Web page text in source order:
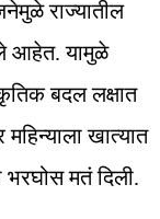
राज्यातील
आहेत. यामुळे
बदल लक्षात
खात्यात
भरघोस मतं दिली.